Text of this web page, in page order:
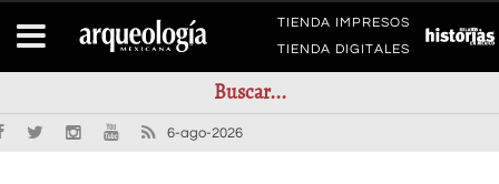
TIENDA IMPRESOS
TIENDA DIGITALES
6-ago-2026